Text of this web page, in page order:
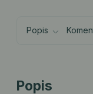
Popis
Popis